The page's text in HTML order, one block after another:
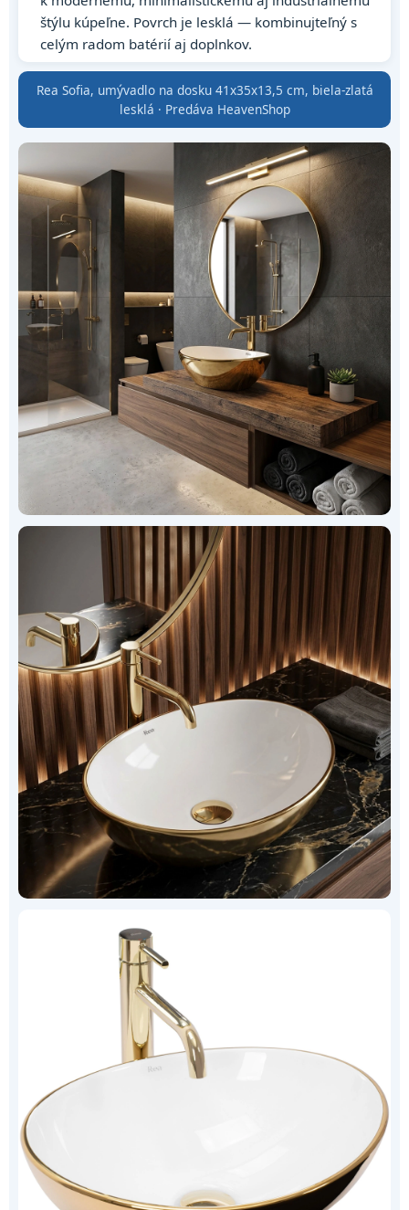
štýlu kúpeľne. Povrch je lesklá — kombinujteľný s
celým radom batérií aj doplnkov.
Rea Sofia, umývadlo na dosku 41x35x13,5 cm, biela-zlatá
lesklá · Predáva HeavenShop